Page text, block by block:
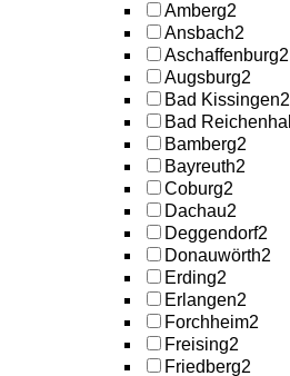
Amberg2
Ansbach2
Aschaffenburg2
Augsburg2
Bad Kissingen2
Bad Reichenhall
Bamberg2
Bayreuth2
Coburg2
Dachau2
Deggendorf2
Donauwörth2
Erding2
Erlangen2
Forchheim2
Freising2
Friedberg2